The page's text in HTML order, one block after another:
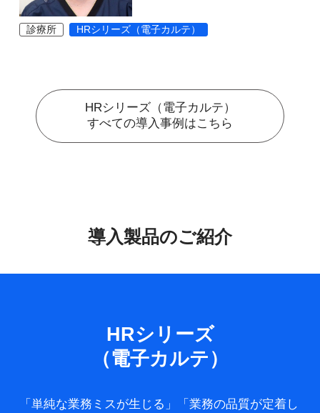
診療所 HRシリーズ（電子カルテ）
HRシリーズ（電子カルテ）
すべての導入事例はこちら
導入製品のご紹介
HRシリーズ
（電子カルテ）
「単純な業務ミスが生じる」「業務の品質が定着し